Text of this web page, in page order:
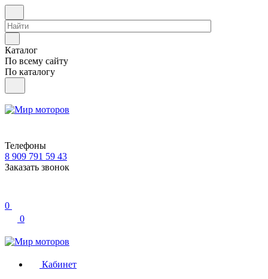
Каталог
По всему сайту
По каталогу
Телефоны
8 909 791 59 43
Заказать звонок
0
0
Кабинет